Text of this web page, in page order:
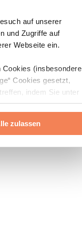
auf unserer
und Zugriffe auf
Webseite ein.
(insbesondere
Cookies gesetzt,
indem Sie unter
„Über Cookies“
zulassen